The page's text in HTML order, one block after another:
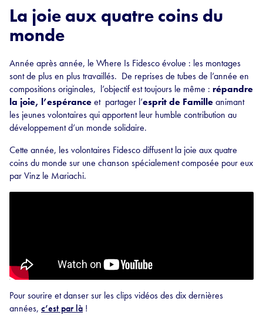
La joie aux quatre coins du
monde
Année après année, le Where Is Fidesco évolue : les montages
sont de plus en plus travaillés. De reprises de tubes de l’année en
compositions originales, l’objectif est toujours le même : répandre
la joie, l’espéranceet partager l’esprit de Familleanimant
les jeunes volontaires qui apportent leur humble contribution au
développement d’un monde solidaire.
Cette année, les volontaires Fidesco diffusent la joie aux quatre
coins du monde sur une chanson spécialement composée pour eux
par Vinz le Mariachi.
Pour sourire et danser sur les clips vidéos des dix dernières
années, c’est par là !